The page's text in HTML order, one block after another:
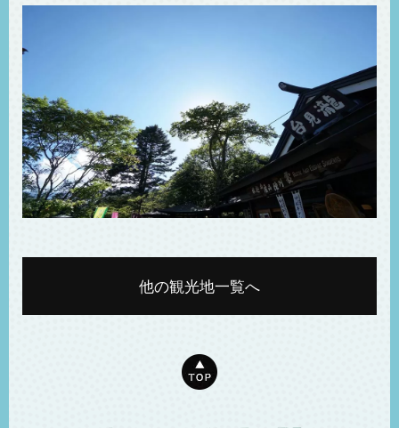
他の観光地一覧へ